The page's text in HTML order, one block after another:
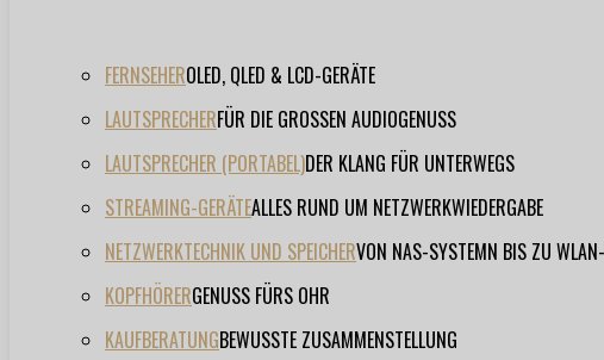
FERNSEHEROLED, QLED & LCD-GERÄTE
LAUTSPRECHERFÜR DIE GROSSEN AUDIOGENUSS
LAUTSPRECHER (PORTABEL)DER KLANG FÜR UNTERWEGS
STREAMING-GERÄTEALLES RUND UM NETZWERKWIEDERGABE
NETZWERKTECHNIK UND SPEICHERVON NAS-SYSTEMN BIS ZU WLAN-
KOPFHÖRERGENUSS FÜRS OHR
KAUFBERATUNGBEWUSSTE ZUSAMMENSTELLUNG